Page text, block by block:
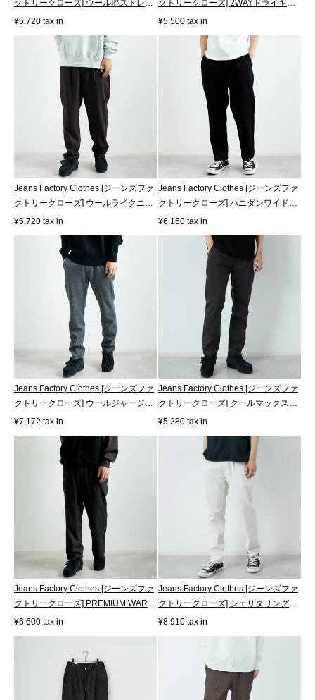
クトリークローズ] ウール混ストレ
ッ...
¥5,720 tax in
クトリークローズ] 2WAYドライギャ
バ...
¥5,500 tax in
Jeans Factory Clothes [ジーンズファ
クトリークローズ] ウールライクニ
ッ...
¥5,720 tax in
Jeans Factory Clothes [ジーンズファ
クトリークローズ] ハニダンワイド
テ...
¥6,160 tax in
Jeans Factory Clothes [ジーンズファ
クトリークローズ] ウールジャージ
ー...
¥7,172 tax in
Jeans Factory Clothes [ジーンズファ
クトリークローズ] クールマックス
サ...
¥5,280 tax in
Jeans Factory Clothes [ジーンズファ
クトリークローズ] PREMIUM WARM
タッ...
¥6,600 tax in
Jeans Factory Clothes [ジーンズファ
クトリークローズ] シェリタリング
ド...
¥8,910 tax in